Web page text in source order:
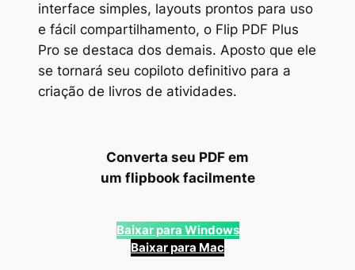
interface simples, layouts prontos para uso
e fácil compartilhamento, o Flip PDF Plus
Pro se destaca dos demais. Aposto que ele
se tornará seu copiloto definitivo para a
criação de livros de atividades.
Converta seu PDF em
um flipbook facilmente
Baixar para Windows
Baixar para Mac